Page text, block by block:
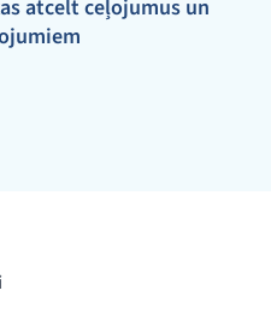
atcelt ceļojumus un